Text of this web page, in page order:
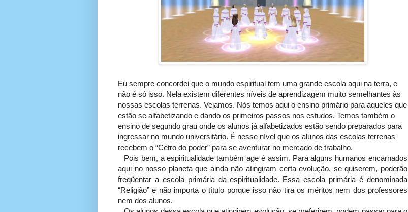
Eu sempre concordei que o mundo espiritual tem uma grande escola aqui na terra, e
não é só isso. Nela existem diferentes níveis de aprendizagem muito semelhantes às
nossas escolas terrenas. Vejamos. Nós temos aqui o ensino primário para aqueles que
estão se alfabetizando e dando os primeiros passos nos estudos. Temos também o
ensino de segundo grau onde os alunos já alfabetizados estão sendo preparados para
ingressar no mundo universitário. É nesse nível que os alunos das escolas terrenas
recebem o “Cetro do poder” para se aventurar no mercado de trabalho.
Pois bem, a espiritualidade também age é assim. Para alguns humanos encarnados
aqui no nosso planeta que ainda não atingiram certa evolução, se quiserem, poderão
freqüentar a escola primária da espiritualidade. Essa escola primária é denominada
“Religião” e não importa o título porque isso não tira os méritos nem dos professores
nem dos alunos.